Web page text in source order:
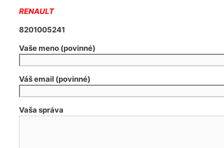
RENAULT
8201005241
Vaše meno (povinné)
Váš email (povinné)
Vaša správa